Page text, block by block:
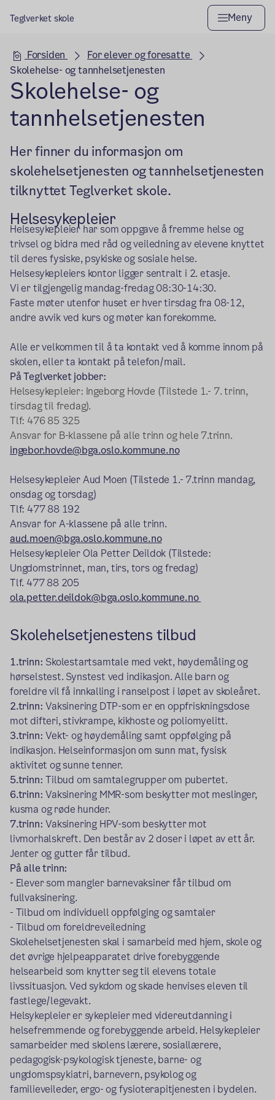
Teglverket skole Meny
Hovedseksjon
Forsiden
For elever og foresatte
Skolehelse- og tannhelsetjenesten
Skolehelse- og
tannhelsetjenesten
Her finner du informasjon om
skolehelsetjenesten og tannhelsetjenesten
tilknyttet Teglverket skole.
Helsesykepleier
Helsesykepleier har som oppgave å fremme helse og
trivsel og bidra med råd og veiledning av elevene knyttet
til deres fysiske, psykiske og sosiale helse.
Helsesykepleiers kontor ligger sentralt i 2. etasje.
Vi er tilgjengelig mandag-fredag 08:30-14:30.
Faste møter utenfor huset er hver tirsdag fra 08-12,
andre avvik ved kurs og møter kan forekomme.
Alle er velkommen til å ta kontakt ved å komme innom på
skolen, eller ta kontakt på telefon/mail.
På Teglverket jobber:
Helsesykepleier: Ingeborg Hovde (Tilstede 1.- 7. trinn,
tirsdag til fredag).
Tlf: 476 85 325
Ansvar for B-klassene på alle trinn og hele 7.trinn.
ingebor.hovde@bga.oslo.kommune.no
Helsesykepleier Aud Moen (Tilstede 1.- 7.trinn mandag,
onsdag og torsdag)
Tlf: 477 88 192
Ansvar for A-klassene på alle trinn.
aud.moen@bga.oslo.kommune.no
Helsesykepleier Ola Petter Deildok (Tilstede:
Ungdomstrinnet, man, tirs, tors og fredag)
Tlf. 477 88 205
ola.petter.deildok@bga.oslo.kommune.no
Skolehelsetjenestens tilbud
1.trinn: Skolestartsamtale med vekt, høydemåling og
hørselstest. Synstest ved indikasjon. Alle barn og
foreldre vil få innkalling i ranselpost i løpet av skoleåret.
2.trinn: Vaksinering DTP-som er en oppfriskningsdose
mot difteri, stivkrampe, kikhoste og poliomyelitt.
3.trinn: Vekt- og høydemåling samt oppfølging på
indikasjon. Helseinformasjon om sunn mat, fysisk
aktivitet og sunne tenner.
5.trinn:Tilbud om samtalegrupper om pubertet.
6.trinn: Vaksinering MMR-som beskytter mot meslinger,
kusma og røde hunder.
7.trinn: Vaksinering HPV-som beskytter mot
livmorhalskreft. Den består av 2 doser i løpet av ett år.
Jenter og gutter får tilbud.
På alle trinn:
- Elever som mangler barnevaksiner får tilbud om
fullvaksinering.
- Tilbud om individuell oppfølging og samtaler
- Tilbud om foreldreveiledning
Skolehelsetjenesten skal i samarbeid med hjem, skole og
det øvrige hjelpeapparatet drive forebyggende
helsearbeid som knytter seg til elevens totale
livssituasjon. Ved sykdom og skade henvises eleven til
fastlege/legevakt.
Helsykepleier er sykepleier med videreutdanning i
helsefremmende og forebyggende arbeid. Helsykepleier
samarbeider med skolens lærere, sosiallærere,
pedagogisk-psykologisk tjeneste, barne- og
ungdomspsykiatri, barnevern, psykolog og
familieveileder, ergo- og fysioterapitjenesten i bydelen.